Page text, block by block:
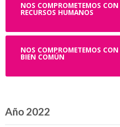
NOS COMPROMETEMOS CON
RECURSOS HUMANOS
NOS COMPROMETEMOS
BIEN COMÚN
Año 2022